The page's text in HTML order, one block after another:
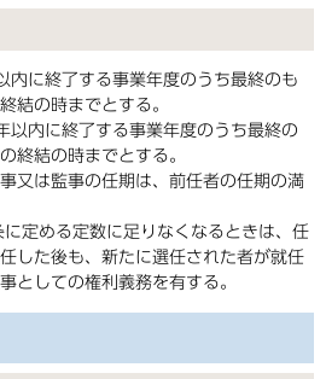
内に終了する事業年度のうち最終のも
結の時までとする。
以内に終了する事業年度のうち最終の
終結の時までとする。
又は監事の任期は、前任者の任期の満
定める定数に足りなくなるときは、任
した後も、新たに選任された者が就任
としての権利義務を有する。